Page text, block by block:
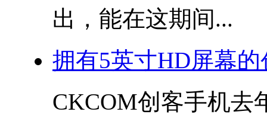
出，能在这期间...
拥有5英寸HD屏幕
CKCOM创客手机去